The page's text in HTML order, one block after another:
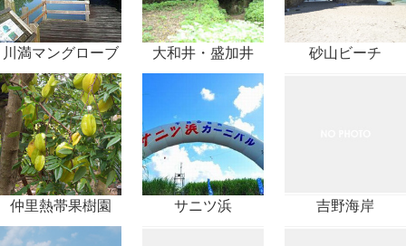
川満マングローブ 大和井・盛加井 砂山ビーチ
仲里熱帯果樹園 サニツ浜 吉野海岸